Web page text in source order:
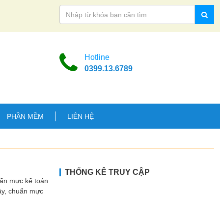
Hotline
0399.13.6789
PHẦN MỀM LIÊN HỆ
mực kế toán
chuẩn mực
THỐNG KÊ TRUY CẬP